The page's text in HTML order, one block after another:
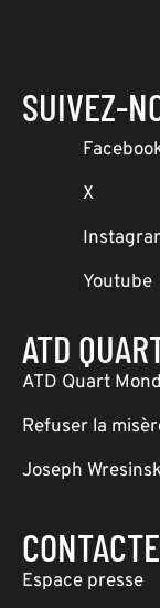
SUIVEZ-
X
Youtube
ATD
ATD Quart
Refuser la
Joseph
Espace presse